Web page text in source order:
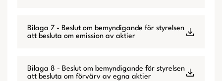
Bilaga 7 - Beslut om bemyndigande för styrelsen
att besluta om emission av aktier
Bilaga 8 - Beslut om bemyndigande för styrelsen
att besluta om förvärv av egna aktier